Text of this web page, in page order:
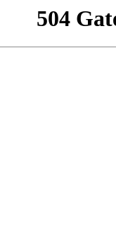
504